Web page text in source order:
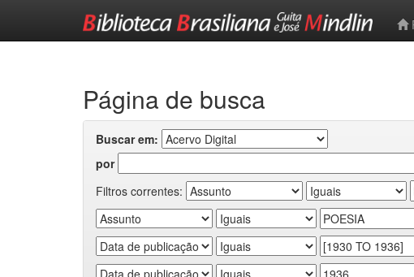
Página de busca
Buscar em:
por
Filtros correntes: